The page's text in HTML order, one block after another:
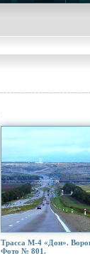
Трасса М-4 «Дон».
Фото № 801.